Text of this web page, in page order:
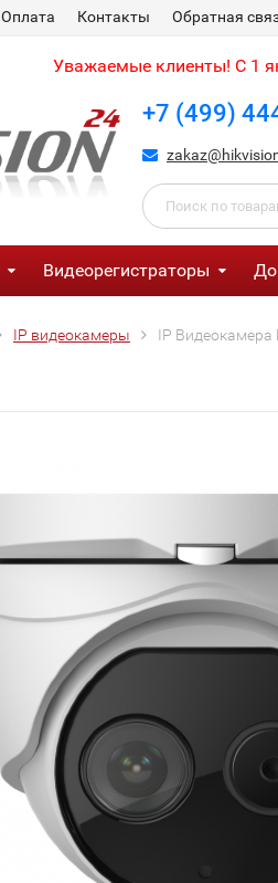
Оплата Контакты Обратная
Уважаемые клиенты! С 1
+7 (499)
Видеорегистраторы
IP видеокамеры IP Видеокамера